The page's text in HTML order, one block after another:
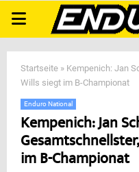
PRIMARY
MENU
Startseite » Kempenich: Jan
Wills siegt im B-Championat
Enduro National
Kempenich: Jan
im B-Championat